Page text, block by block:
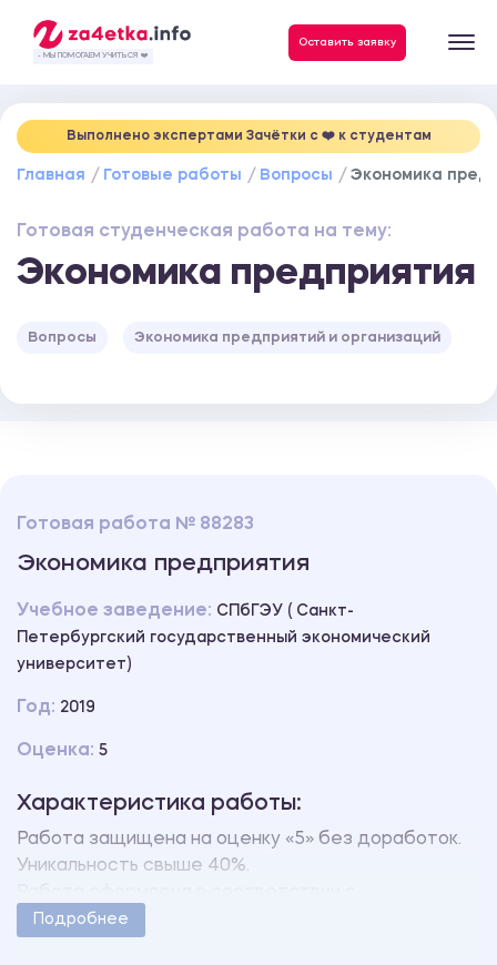
- МЫ ПОМОГАЕМ УЧИТЬСЯ ❤️
Оставить заявку
Выполнено экспертами Зачётки c ❤️ к студентам
Главная Готовые работы Вопросы Экономика
Готовая студенческая работа на тему:
Экономика предприятия
Вопросы Экономика предприятий и организаций
Готовая работа № 88283
Экономика предприятия
Учебное заведение: СПбГЭУ ( Санкт-
Петербургский государственный экономический
университет)
Год: 2019
Оценка: 5
Характеристика работы:
Работа защищена на оценку «5» без доработок.
Уникальность свыше 40%.
методическими указаниями учебного заведения.
Подробнее